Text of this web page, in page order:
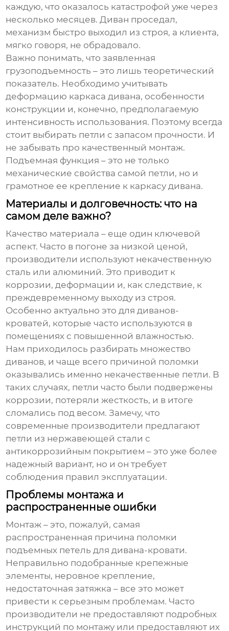
каждую, что оказалось катастрофой уже через
несколько месяцев. Диван проседал,
механизм быстро выходил из строя, а клиента,
мягко говоря, не обрадовало.
Важно понимать, что заявленная
грузоподъемность – это лишь теоретический
показатель. Необходимо учитывать
деформацию каркаса дивана, особенности
конструкции и, конечно, предполагаемую
интенсивность использования. Поэтому всегда
стоит выбирать петли с запасом прочности. И
не забывать про качественный монтаж.
Подъемная функция – это не только
механические свойства самой петли, но и
грамотное ее крепление к каркасу дивана.
Материалы и долговечность: что на
самом деле важно?
Качество материала – еще один ключевой
аспект. Часто в погоне за низкой ценой,
производители используют некачественную
сталь или алюминий. Это приводит к
коррозии, деформации и, как следствие, к
преждевременному выходу из строя.
Особенно актуально это для диванов-
кроватей, которые часто используются в
помещениях с повышенной влажностью.
Нам приходилось разбирать множество
диванов, и чаще всего причиной поломки
оказывались именно некачественные петли. В
таких случаях, петли часто были подвержены
коррозии, потеряли жесткость, и в итоге
сломались под весом. Замечу, что
современные производители предлагают
петли из нержавеющей стали с
антикоррозийным покрытием – это уже более
надежный вариант, но и он требует
соблюдения правил эксплуатации.
Проблемы монтажа и
распространенные ошибки
Монтаж – это, пожалуй, самая
распространенная причина поломки
подъемных петель для дивана-кровати.
Неправильно подобранные крепежные
элементы, неровное крепление,
недостаточная затяжка – все это может
привести к серьезным проблемам. Часто
производители не предоставляют подробных
инструкций по монтажу или предоставляют их